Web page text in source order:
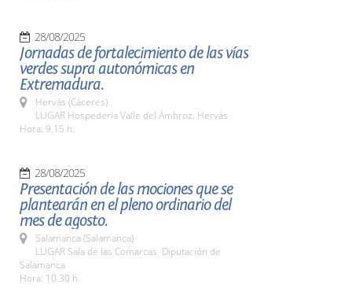
28/08/2025
Jornadas de fortalecimiento de las vías
verdes supra autonómicas en
Extremadura.
Hervás (Cáceres)
LUGAR Hospedería Valle del Ambroz. Hervás
Hora: 9,15 h.
28/08/2025
Presentación de las mociones que se
plantearán en el pleno ordinario del
mes de agosto.
Salamanca (Salamanca)
LUGAR Sala de las Comarcas. Diputación de
Salamanca
Hora: 10.30 h.